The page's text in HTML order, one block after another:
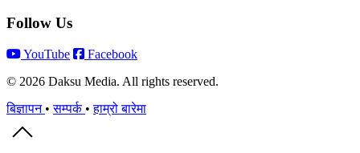
Follow Us
YouTube
Facebook
© 2026 Daksu Media. All rights reserved.
बिज्ञापन • सम्पर्क • हाम्रो बारेमा